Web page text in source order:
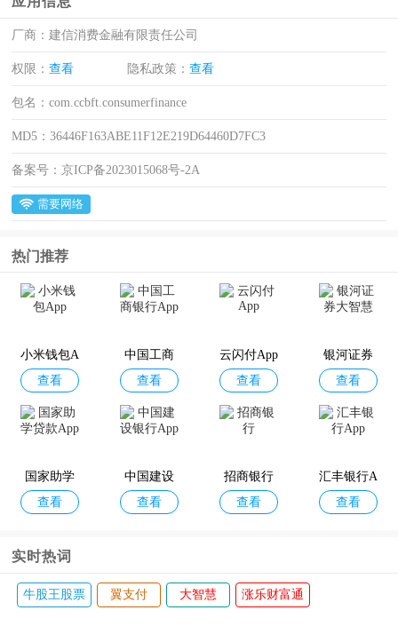
厂商：建信消费金融有限责任公司
权限：查看 隐私政策：查看
包名：com.ccbft.consumerfinance
MD5：36446F163ABE11F12E219D64460D7FC3
备案号： 京ICP备2023015068号-2A
需要网络
热门推荐
小米钱包A
pp
查看
中国工商
银行App
查看
云闪付App
查看
银河证券
大智慧
查看
国家助学
贷款App
查看
中国建设
银行App
查看
招商银行
查看
汇丰银行A
pp
查看
实时热词
牛股王股票 翼支付 大智慧 涨乐财富通